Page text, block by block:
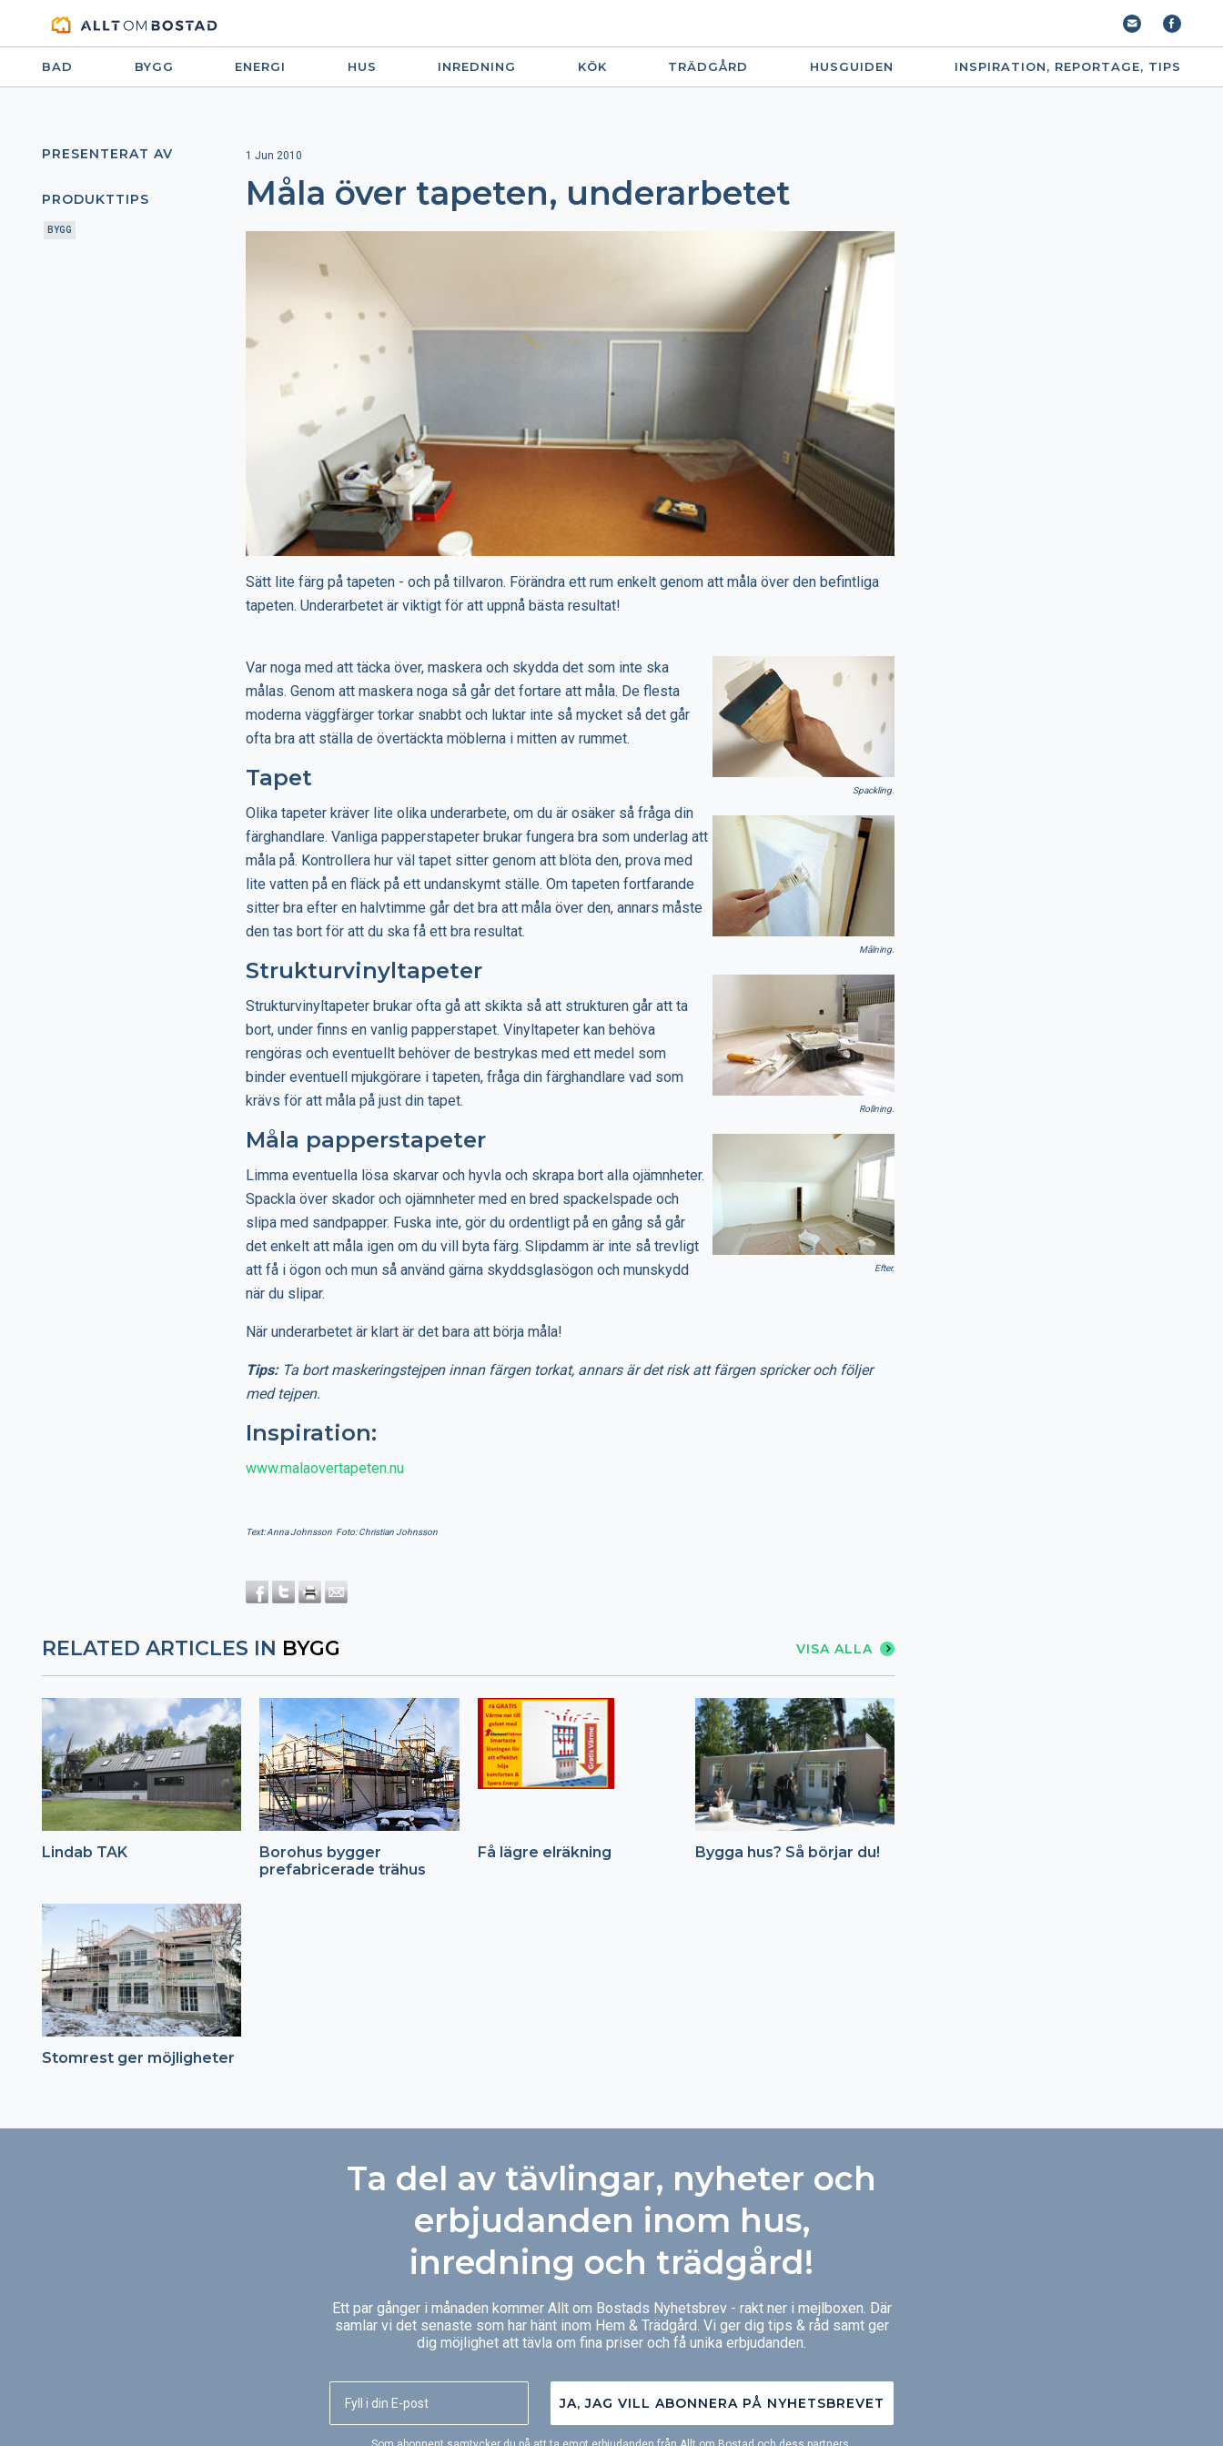
BAD BYGG ENERGI HUS INREDNING KÖK TRÄDGÅRD HUSGUIDEN INSPIRATION, REPORTAGE, TIPS
1 Jun 2010
Måla över tapeten, underarbetet
Sätt lite färg på tapeten - och på tillvaron. Förändra ett rum enkelt genom att måla över den befintliga
tapeten. Underarbetet är viktigt för att uppnå bästa resultat!
Spackling.
Målning.
Rollning.
Efter.
Var noga med att täcka över, maskera och skydda det som inte ska
målas. Genom att maskera noga så går det fortare att måla. De flesta
moderna väggfärger torkar snabbt och luktar inte så mycket så det går
ofta bra att ställa de övertäckta möblerna i mitten av rummet.
Tapet
Olika tapeter kräver lite olika underarbete, om du är osäker så fråga din
färghandlare. Vanliga papperstapeter brukar fungera bra som underlag att
måla på. Kontrollera hur väl tapet sitter genom att blöta den, prova med
lite vatten på en fläck på ett undanskymt ställe. Om tapeten fortfarande
sitter bra efter en halvtimme går det bra att måla över den, annars måste
den tas bort för att du ska få ett bra resultat.
Strukturvinyltapeter
Strukturvinyltapeter brukar ofta gå att skikta så att strukturen går att ta
bort, under finns en vanlig papperstapet. Vinyltapeter kan behöva
rengöras och eventuellt behöver de bestrykas med ett medel som
binder eventuell mjukgörare i tapeten, fråga din färghandlare vad som
krävs för att måla på just din tapet.
Måla papperstapeter
Limma eventuella lösa skarvar och hyvla och skrapa bort alla ojämnheter.
Spackla över skador och ojämnheter med en bred spackelspade och
slipa med sandpapper. Fuska inte, gör du ordentligt på en gång så går
det enkelt att måla igen om du vill byta färg. Slipdamm är inte så trevligt
att få i ögon och mun så använd gärna skyddsglasögon och munskydd
när du slipar.
När underarbetet är klart är det bara att börja måla!
Tips: Ta bort maskeringstejpen innan färgen torkat, annars är det risk att färgen spricker och följer
med tejpen.
Inspiration:
www.malaovertapeten.nu
Text: Anna Johnsson Foto: Christian Johnsson
PRESENTERAT AV
PRODUKTTIPS
BYGG
RELATED ARTICLES IN BYGG VISA ALLA
Lindab TAK
Borohus bygger
prefabricerade trähus
Få lägre elräkning Bygga hus? Så börjar du!
Stomrest ger möjligheter
Ta del av tävlingar, nyheter och
erbjudanden inom hus,
inredning och trädgård!
Ett par gånger i månaden kommer Allt om Bostads Nyhetsbrev - rakt ner i mejlboxen. Där
samlar vi det senaste som har hänt inom Hem & Trädgård. Vi ger dig tips & råd samt ger
dig möjlighet att tävla om fina priser och få unika erbjudanden.
JA, JAG VILL ABONNERA PÅ NYHETSBREVET